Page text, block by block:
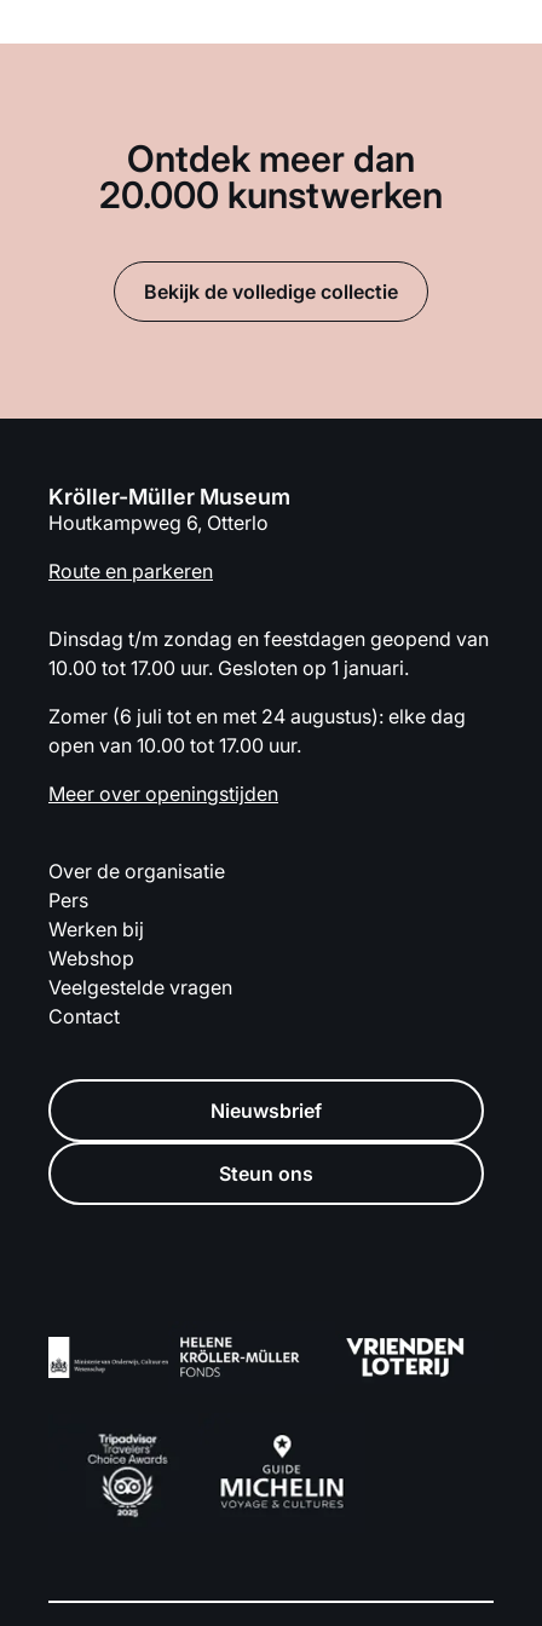
Ontdek meer dan
20.000 kunstwerken
Bekijk de volledige collectie
Kröller-Müller Museum
Houtkampweg 6, Otterlo
Route en parkeren
Dinsdag t/m zondag en feestdagen geopend van
10.00 tot 17.00 uur. Gesloten op 1 januari.
Zomer (6 juli tot en met 24 augustus): elke dag
open van 10.00 tot 17.00 uur.
Meer over openingstijden
Over de organisatie
Pers
Werken bij
Webshop
Veelgestelde vragen
Contact
Nieuwsbrief
Steun ons